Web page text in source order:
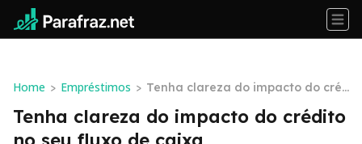
Home > Empréstimos > Tenha clareza do impacto do cré
dito no seu fluxo de caixa
Tenha clareza do impacto do crédito